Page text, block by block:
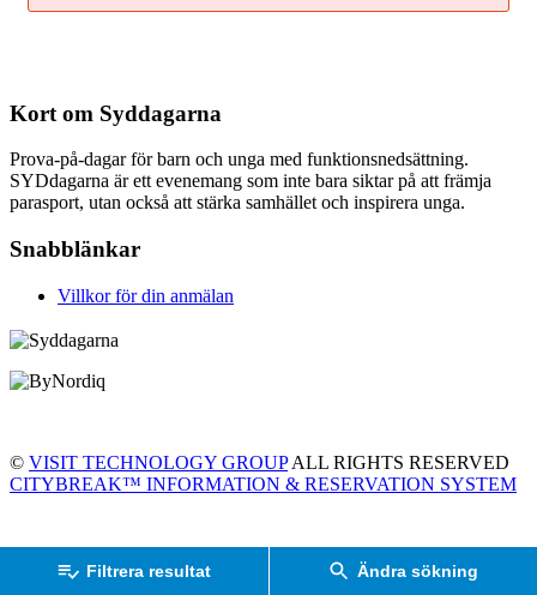
Filtrera resultat Ändra sökning
Kort om Syddagarna
Prova-på-dagar för barn och unga med funktionsnedsättning.
SYDdagarna är ett evenemang som inte bara siktar på att främja
parasport, utan också att stärka samhället och inspirera unga.
Snabblänkar
Villkor för din anmälan
© VISIT TECHNOLOGY GROUPALL RIGHTS RESERVED
CITYBREAK™ INFORMATION & RESERVATION SYSTEM